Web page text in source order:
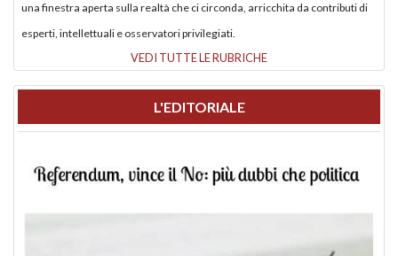
una finestra aperta sulla realtà che ci circonda, arricchita da contributi di
esperti, intellettuali e osservatori privilegiati.
VEDI TUTTE LE RUBRICHE
L'EDITORIALE